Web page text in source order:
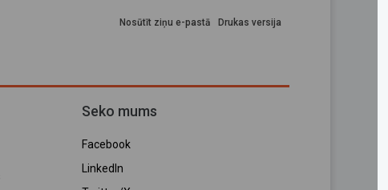
Drukas versija
Nosūtīt ziņu e-pastā
Seko mums
Facebook
LinkedIn